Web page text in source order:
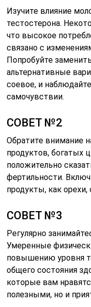
Изучите влияние
тестостерона.
что высокое
связано с
Попробуйте
альтернативные
соевое, и
самочувствии.
СОВЕТ №2
Обратите внимание
продуктов, богатых
положительно
фертильности.
продукты, как
СОВЕТ №3
Регулярно
Умеренные
повышению уровня
общего состояния
которые вам
полезными, но и